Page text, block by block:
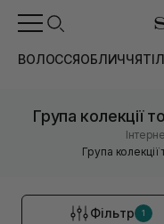
ВОЛОССЯОБЛИЧЧЯ
Група колекції
Група колекції
Фільтр 1